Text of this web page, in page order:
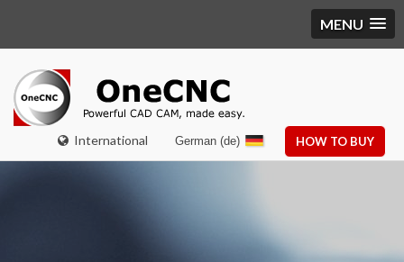
MENU
International HOW TO BUY
German (de)